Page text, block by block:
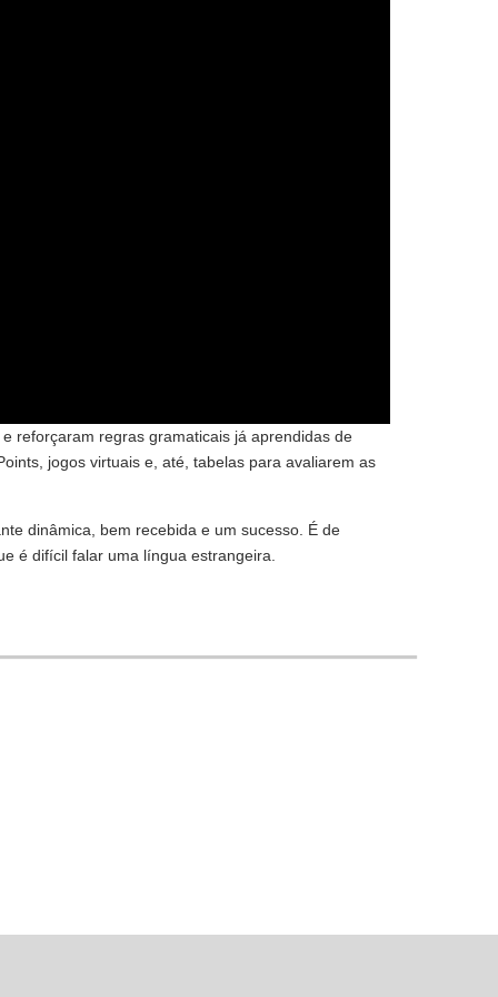
reforçaram regras gramaticais já aprendidas de
jogos virtuais e, até, tabelas para avaliarem as
dinâmica, bem recebida e um sucesso. É de
é difícil falar uma língua estrangeira.